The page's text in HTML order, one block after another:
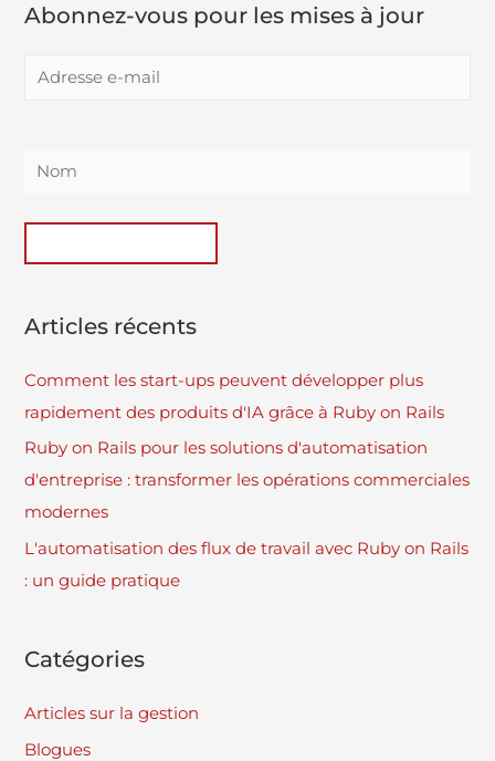
Abonnez-vous pour les mises à jour
Articles récents
Comment les start-ups peuvent développer plus
rapidement des produits d'IA grâce à Ruby on Rails
Ruby on Rails pour les solutions d'automatisation
d'entreprise : transformer les opérations commerciales
modernes
L'automatisation des flux de travail avec Ruby on Rails
: un guide pratique
Catégories
Articles sur la gestion
Blogues